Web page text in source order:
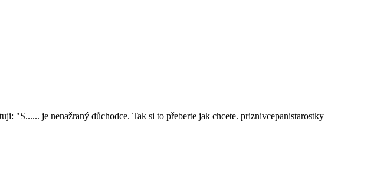
"S...... je nenažraný důchodce. Tak si to přeberte jak chcete. priznivcepanistarostky